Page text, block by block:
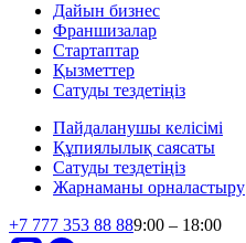
Дайын бизнес
Франшизалар
Стартаптар
Қызметтер
Сатуды тездетіңіз
Пайдаланушы келісімі
Құпиялылық саясаты
Сатуды тездетіңіз
Жарнаманы орналастыру
+7 777 353 88 889:00 – 18:00